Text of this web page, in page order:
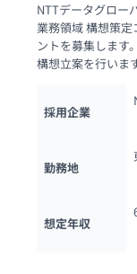
NTTデータグロー
業務領域 構想策定
ントを募集します
構想立案を行いま
採用企業
勤務地
想定年収